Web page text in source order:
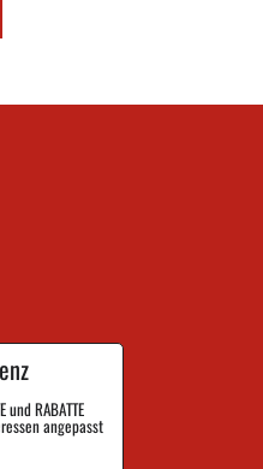
und RABATTE
angepasst